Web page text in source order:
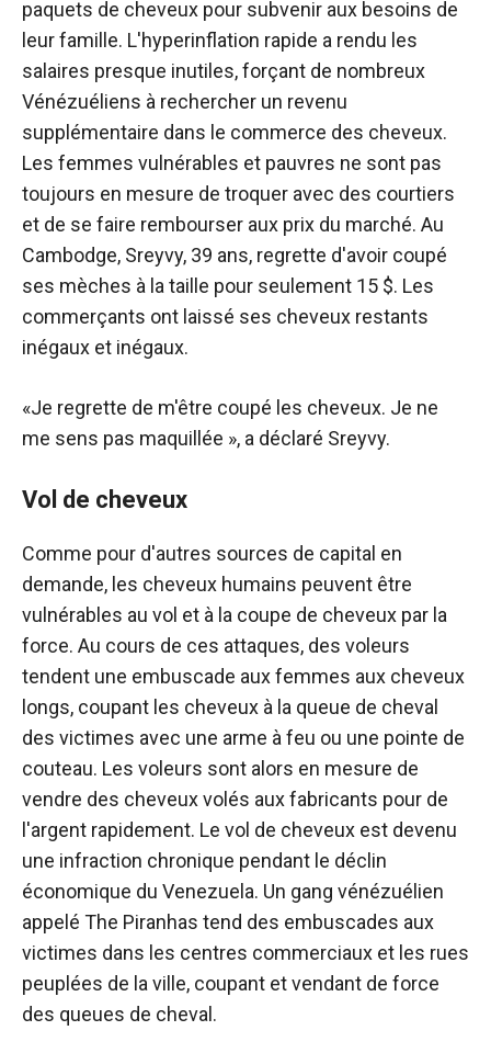
paquets de cheveux pour subvenir aux besoins de
leur famille. L'hyperinflation rapide a rendu les
salaires presque inutiles, forçant de nombreux
Vénézuéliens à rechercher un revenu
supplémentaire dans le commerce des cheveux.
Les femmes vulnérables et pauvres ne sont pas
toujours en mesure de troquer avec des courtiers
et de se faire rembourser aux prix du marché. Au
Cambodge, Sreyvy, 39 ans, regrette d'avoir coupé
ses mèches à la taille pour seulement 15 $. Les
commerçants ont laissé ses cheveux restants
inégaux et inégaux.
«Je regrette de m'être coupé les cheveux. Je ne
me sens pas maquillée », a déclaré Sreyvy.
Vol de cheveux
Comme pour d'autres sources de capital en
demande, les cheveux humains peuvent être
vulnérables au vol et à la coupe de cheveux par la
force. Au cours de ces attaques, des voleurs
tendent une embuscade aux femmes aux cheveux
longs, coupant les cheveux à la queue de cheval
des victimes avec une arme à feu ou une pointe de
couteau. Les voleurs sont alors en mesure de
vendre des cheveux volés aux fabricants pour de
l'argent rapidement. Le vol de cheveux est devenu
une infraction chronique pendant le déclin
économique du Venezuela. Un gang vénézuélien
appelé The Piranhas tend des embuscades aux
victimes dans les centres commerciaux et les rues
peuplées de la ville, coupant et vendant de force
des queues de cheval.